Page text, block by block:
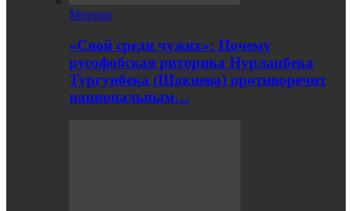
Мнение
«Свой среди чужих»: Почему
русофобская риторика Нурланбека
Тургунбека (Шакиева) противоречит
национальным…